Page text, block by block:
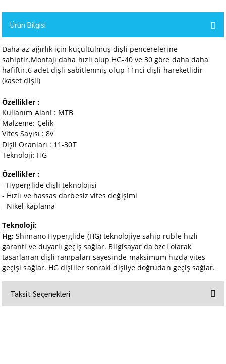
Ürün Bilgisi
Daha az ağırlık için küçültülmüş dişli pencerelerine
sahiptir.Montajı daha hızlı olup HG-40 ve 30 göre daha daha
hafiftir.6 adet dişli sabitlenmiş olup 11nci dişli hareketlidir
(kaset dişli)
Özellikler :
Kullanım AlanI : MTB
Malzeme: Çelik
Vites Sayısı : 8v
Dişli Oranları : 11-30T
Teknoloji: HG
Özellikler :
- Hyperglide dişli teknolojisi
- Hızlı ve hassas darbesiz vites değişimi
- Nikel kaplama
Teknoloji:
Hg:Shimano Hyperglide (HG) teknolojiye sahip ruble hızlı
garanti ve duyarlı geçiş sağlar. Bilgisayar da özel olarak
tasarlanan dişli rampaları sayesinde maksimum hızda vites
geçişi sağlar. HG dişliler sonraki dişliye doğrudan geçiş sağlar.
Taksit Seçenekleri